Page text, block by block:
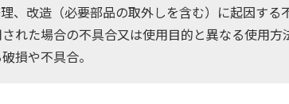
、改造（必要部品の取外しを含む）に起因する
れた場合の不具合又は使用目的と異なる使用方
損や不具合。